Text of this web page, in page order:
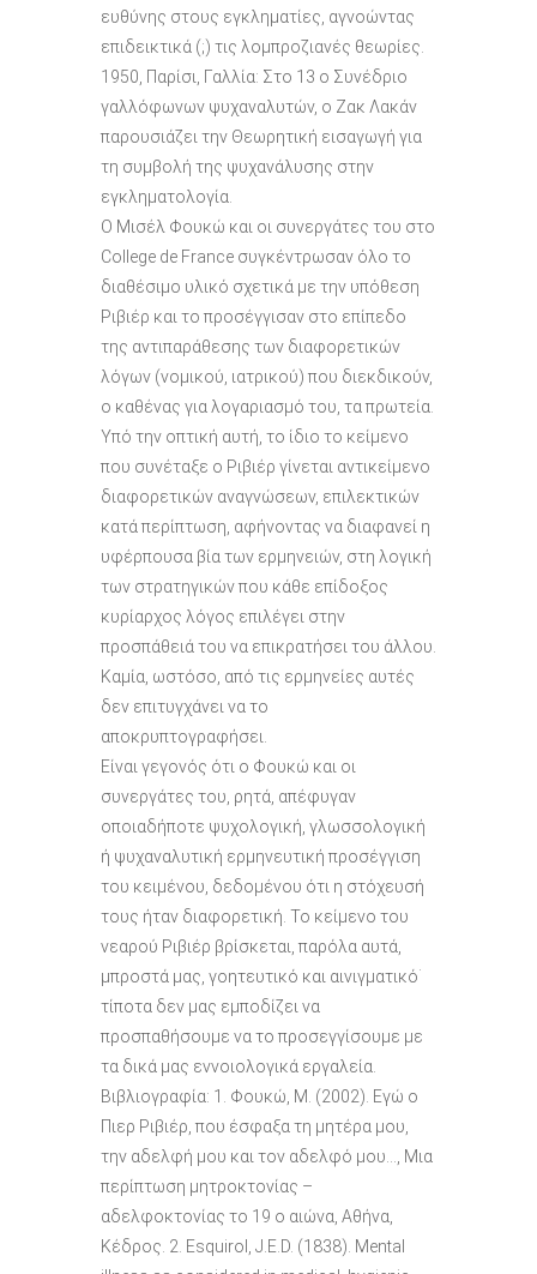
ευθύνης στους εγκληματίες, αγνοώντας
επιδεικτικά (;) τις λομπροζιανές θεωρίες.
1950, Παρίσι, Γαλλία: Στο 13 ο Συνέδριο
γαλλόφωνων ψυχαναλυτών, ο Ζακ Λακάν
παρουσιάζει την Θεωρητική εισαγωγή για
τη συμβολή της ψυχανάλυσης στην
εγκληματολογία.
Ο Μισέλ Φουκώ και οι συνεργάτες του στο
College de France συγκέντρωσαν όλο το
διαθέσιμο υλικό σχετικά με την υπόθεση
Ριβιέρ και το προσέγγισαν στο επίπεδο
της αντιπαράθεσης των διαφορετικών
λόγων (νομικού, ιατρικού) που διεκδικούν,
ο καθένας για λογαριασμό του, τα πρωτεία.
Υπό την οπτική αυτή, το ίδιο το κείμενο
που συνέταξε ο Ριβιέρ γίνεται αντικείμενο
διαφορετικών αναγνώσεων, επιλεκτικών
κατά περίπτωση, αφήνοντας να διαφανεί η
υφέρπουσα βία των ερμηνειών, στη λογική
των στρατηγικών που κάθε επίδοξος
κυρίαρχος λόγος επιλέγει στην
προσπάθειά του να επικρατήσει του άλλου.
Καμία, ωστόσο, από τις ερμηνείες αυτές
δεν επιτυγχάνει να το
αποκρυπτογραφήσει.
Είναι γεγονός ότι ο Φουκώ και οι
συνεργάτες του, ρητά, απέφυγαν
οποιαδήποτε ψυχολογική, γλωσσολογική
ή ψυχαναλυτική ερμηνευτική προσέγγιση
του κειμένου, δεδομένου ότι η στόχευσή
τους ήταν διαφορετική. Το κείμενο του
νεαρού Ριβιέρ βρίσκεται, παρόλα αυτά,
μπροστά μας, γοητευτικό και αινιγματικό˙
τίποτα δεν μας εμποδίζει να
προσπαθήσουμε να το προσεγγίσουμε με
τα δικά μας εννοιολογικά εργαλεία.
Βιβλιογραφία: 1. Φουκώ, Μ. (2002). Εγώ ο
Πιερ Ριβιέρ, που έσφαξα τη μητέρα μου,
την αδελφή μου και τον αδελφό μου…, Μια
περίπτωση μητροκτονίας –
αδελφοκτονίας το 19 ο αιώνα, Αθήνα,
Κέδρος. 2. Esquirol, J.E.D. (1838). Mental